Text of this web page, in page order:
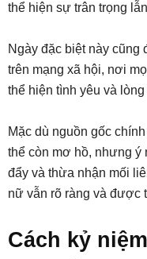
thể hiện sự trân trọng
Ngày đặc biệt này
trên mạng xã hội, nơi
thể hiện tình yêu và
Mặc dù nguồn gốc
thể còn mơ hồ, nhưng ý
đẩy và thừa nhận mối
nữ vẫn rõ ràng và được
Cách kỷ